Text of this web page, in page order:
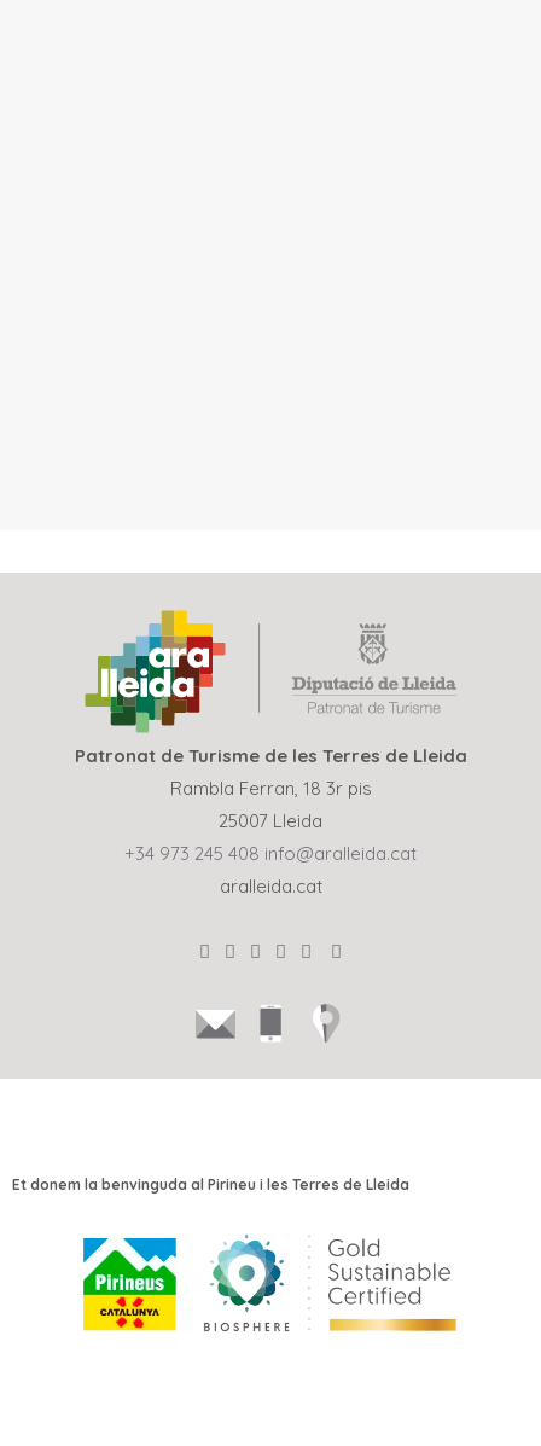
Patronat de Turisme de les Terres de Lleida
Rambla Ferran, 18 3r pis
25007 Lleida
+34 973 245 408 info@aralleida.cat
aralleida.cat
Et donem la benvinguda al Pirineu i les Terres de Lleida